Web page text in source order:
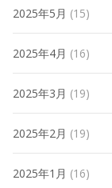
2025年5月 (15)
2025年4月 (16)
2025年3月 (19)
2025年2月 (19)
2025年1月 (16)